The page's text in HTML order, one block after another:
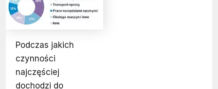
Podczas jakich
czynności
najczęściej
dochodzi do